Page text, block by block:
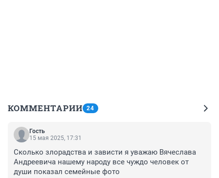
КОММЕНТАРИИ 24
Гость
15 мая 2025, 17:31
Сколько злорадства и зависти я уважаю Вячеслава
Андреевича нашему народу все чуждо человек от
души показал семейные фото